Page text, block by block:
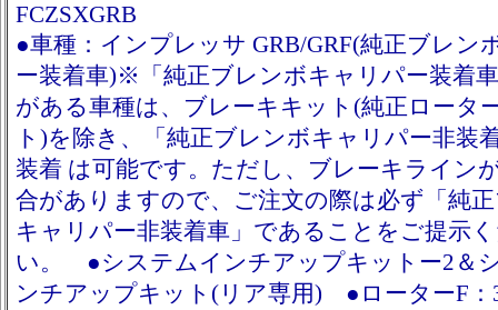
FCZSXGRB
●車種：インプレッサ GRB/GRF(純正ブレン
ー装着車)※「純正ブレンボキャリパー装着
がある車種は、ブレーキキット(純正ロータ
ト)を除き、「純正ブレンボキャリパー非装
装着 は可能です。ただし、ブレーキライン
合がありますので、ご注文の際は必ず「純
キャリパー非装着車」であることをご提示
い。 ●システムインチアップキットー2＆
ンチアップキット(リア専用) ●ローターF